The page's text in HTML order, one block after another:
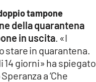
tampone
della quarantena
in uscita. «I
in quarantena.
14 giorni» ha spiegato
a ‘Che